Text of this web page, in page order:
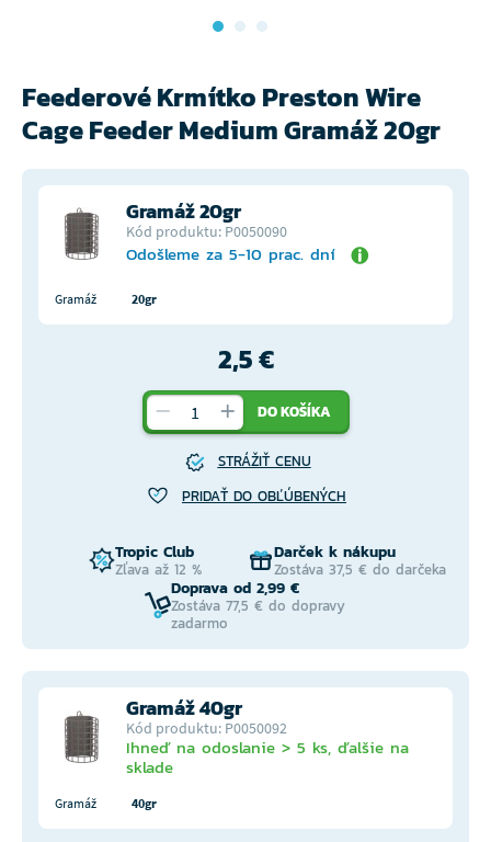
Feederové Krmítko Preston Wire
Cage Feeder Medium Gramáž 20gr
Gramáž 20gr
Kód produktu: P0050090
Odošleme za 5-10 prac. dní
Gramáž 20gr
2,5 €
DO KOŠÍKA
STRÁŽIŤ CENU
PRIDAŤ DO OBĽÚBENÝCH
Tropic Club
Zľava až 12 %
Darček k nákupu
Zostáva 37,5 € do darčeka
Doprava od 2,99 €
Zostáva 77,5 € do dopravy
zadarmo
Gramáž 40gr
Kód produktu: P0050092
Ihneď na odoslanie > 5 ks, ďalšie na
sklade
Gramáž 40gr